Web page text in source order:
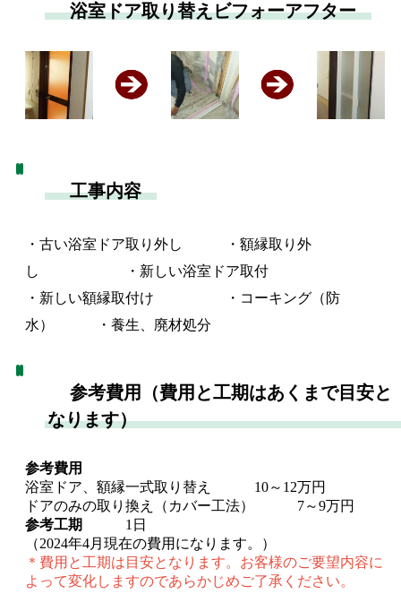
浴室ドア取り替えビフォーアフター
工事内容
・古い浴室ドア取り外し ・額縁取り外
し ・新しい浴室ドア取付
・新しい額縁取付け ・コーキング（防
水） ・養生、廃材処分
参考費用（費用と工期はあくまで目安と
なります）